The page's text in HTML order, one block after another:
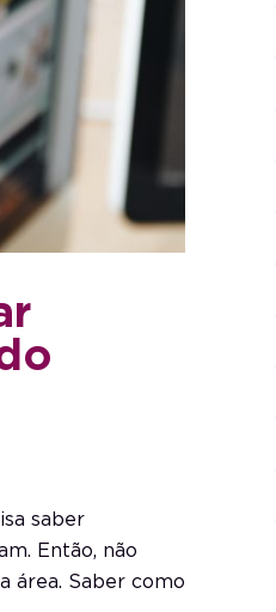
saber
Então, não
área. Saber como